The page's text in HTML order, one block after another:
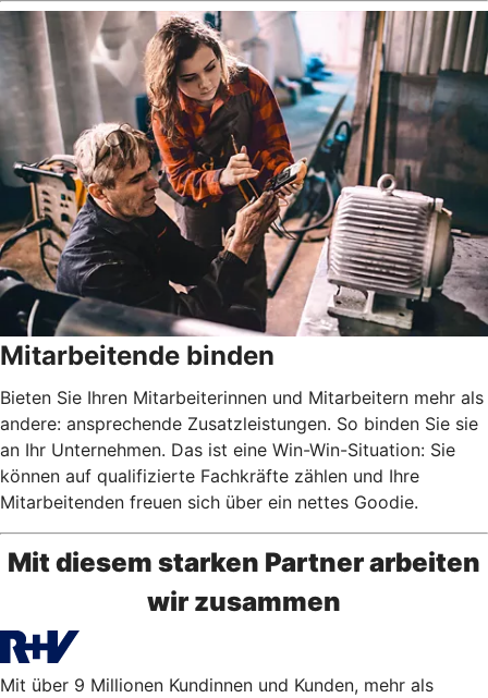
Mitarbeitende binden
Bieten Sie Ihren Mitarbeiterinnen und Mitarbeitern mehr als
andere: ansprechende Zusatzleistungen. So binden Sie sie
an Ihr Unternehmen. Das ist eine Win-Win-Situation: Sie
können auf qualifizierte Fachkräfte zählen und Ihre
Mitarbeitenden freuen sich über ein nettes Goodie.
Mit diesem starken Partner arbeiten
wir zusammen
Mit über 9 Millionen Kundinnen und Kunden, mehr als